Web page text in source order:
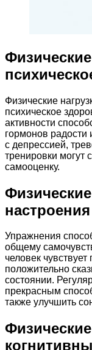
Физические
психическое
активности
гормонов радости
с депрессией,
тренировки могут
самооценку.
настроения
Упражнения
общему
человек
положительно
состоянии.
прекрасным
также улучшить